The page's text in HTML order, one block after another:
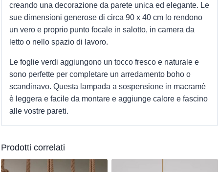
creando una decorazione da parete unica ed elegante. Le
sue dimensioni generose di circa 90 x 40 cm lo rendono
un vero e proprio punto focale in salotto, in camera da
letto o nello spazio di lavoro.
Le foglie verdi aggiungono un tocco fresco e naturale e
sono perfette per completare un arredamento boho o
scandinavo. Questa lampada a sospensione in macramè
è leggera e facile da montare e aggiunge calore e fascino
alle vostre pareti.
Prodotti correlati